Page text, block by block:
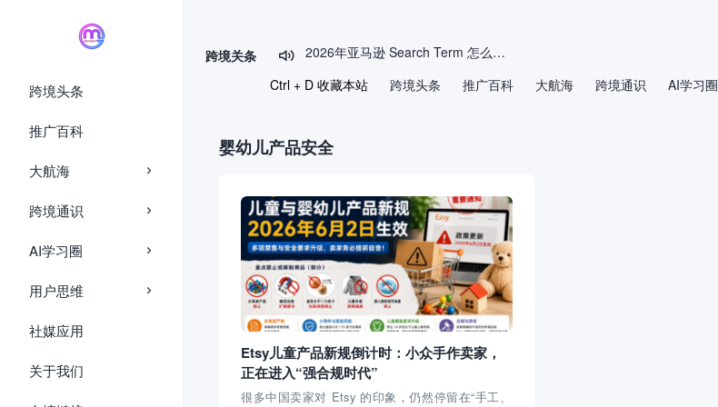
跨境头条
推广百科
大航海
跨境通识
AI学习圈
用户思维
社媒应用
关于我们
跨境关条 
拒绝无效精准词！三步教你重构亚马逊广告的“导弹基地”
如何通过优化电商文案提升生成式AI推荐排名？
跨境头条 推广百科 大航海 跨境通识 AI学习圈
Ctrl + D 收藏本站
婴幼儿产品安全
Etsy儿童产品新规倒计时：小众手作卖家，
正在进入“强合规时代”
很多中国卖家对 Etsy 的印象，仍然停留在“手工、